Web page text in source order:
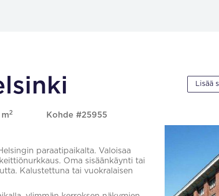
2 Kohde #25955
Lisää
paraatipaikalta. Valoisaa
Oma sisäänkäynti tai
Kalustettuna tai vuokralaisen